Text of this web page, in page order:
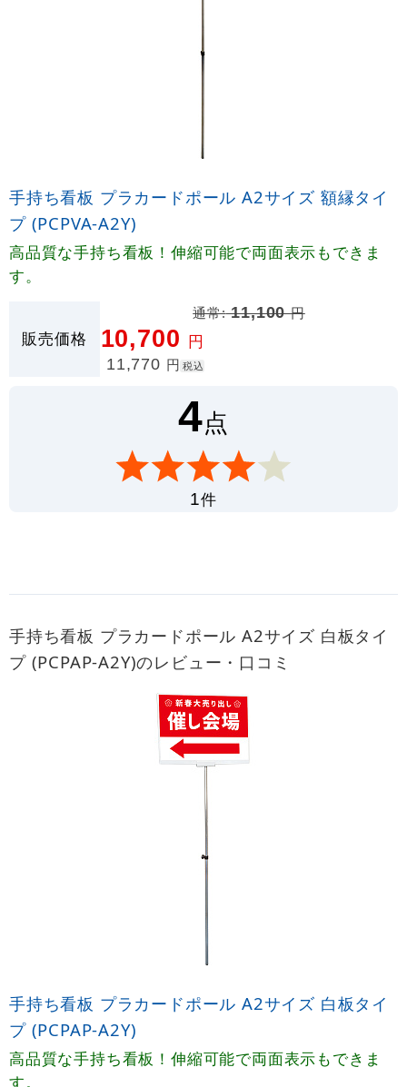
手持ち看板 プラカードポール A2サイズ 額縁タイ
プ (PCPVA-A2Y)
高品質な手持ち看板！伸縮可能で両面表示もできま
す。
販売価格
通常:11,100円
10,700 円
11,770 円 税込
4点
1件
手持ち看板 プラカードポール A2サイズ 白板タイ
プ (PCPAP-A2Y)のレビュー・口コミ
手持ち看板 プラカードポール A2サイズ 白板タイ
プ (PCPAP-A2Y)
高品質な手持ち看板！伸縮可能で両面表示もできま
す。